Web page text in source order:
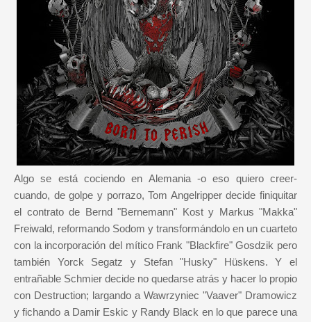
Algo se está cociendo en Alemania -o eso quiero creer-
cuando, de golpe y porrazo, Tom Angelripper decide finiquitar
el contrato de Bernd "Bernemann" Kost y Markus "Makka"
Freiwald, reformando Sodom y transformándolo en un cuarteto
con la incorporación del mítico Frank "Blackfire" Gosdzik pero
también Yorck Segatz y Stefan "Husky" Hüskens. Y el
entrañable Schmier decide no quedarse atrás y hacer lo propio
con Destruction; largando a Wawrzyniec "Vaaver" Dramowicz
y fichando a Damir Eskic y Randy Black en lo que parece una